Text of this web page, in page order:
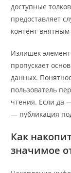
доступные
предоставляет
контент
Излишек
пропускает
данных.
пользователь
чтения. Если да
— публикация
Как
значимое